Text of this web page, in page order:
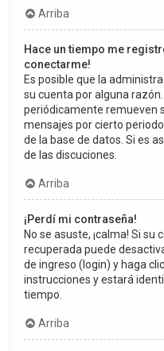
Arriba
Hace un tiempo me
conectarme!
Es posible que la
su cuenta por alguna
periódicamente remueven
mensajes por cierto
de la base de datos. Si es
de las discuciones.
Arriba
¡Perdí mi contraseña!
No se asuste, ¡calma! Si
recuperada puede
de ingreso (login) y haga
instrucciones y estará
tiempo.
Arriba